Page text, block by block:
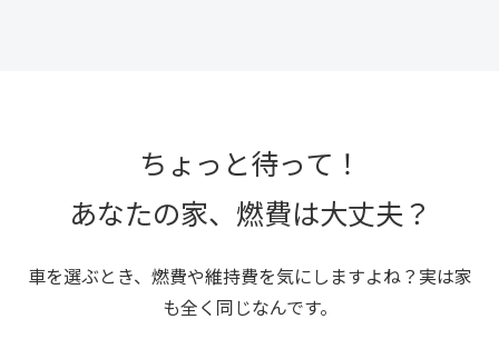
ちょっと待って！
あなたの家、燃費は大丈夫？
車を選ぶとき、燃費や維持費を気にしますよね？実は家
も全く同じなんです。